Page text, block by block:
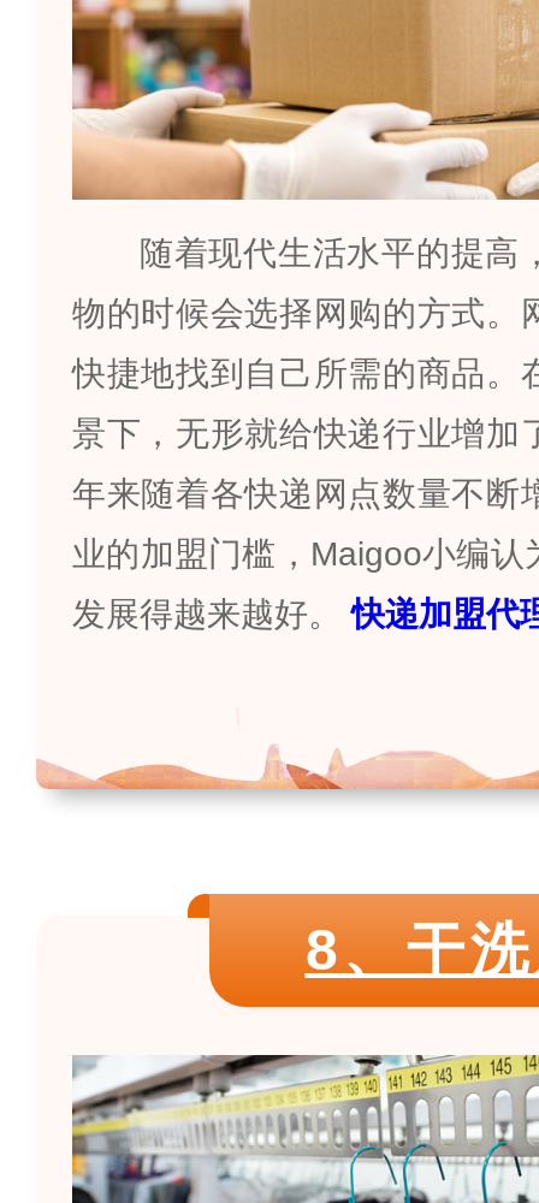
随着现代生活水平的提高
物的时候会选择网购的方式。
快捷地找到自己所需的商品。
景下，无形就给快递行业增加
年来随着各快递网点数量不断
业的加盟门槛， Maigoo小编认
发展得越来越好。
快递加盟代
8、干